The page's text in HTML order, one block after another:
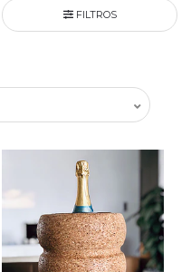
FILTROS